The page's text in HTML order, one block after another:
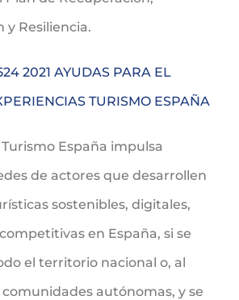
y Resiliencia.
2021 AYUDAS PARA EL
TURISMO ESPAÑA
España impulsa
de actores que desarrollen
sostenibles, digitales,
en España, si se
el territorio nacional o, al
autónomas, y se